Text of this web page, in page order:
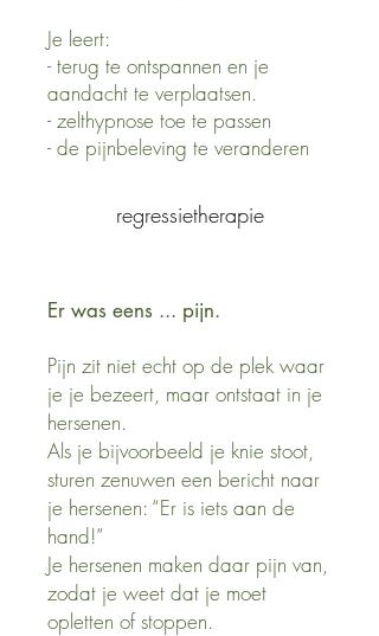
Je leert:
- terug te ontspannen en je
aandacht te verplaatsen.
- zelthypnose toe te passen
- de pijnbeleving te veranderen
regressietherapie
Er was eens ... pijn.
Pijn zit niet echt op de plek waar
je je bezeert, maar ontstaat in je
hersenen.
Als je bijvoorbeeld je knie stoot,
sturen zenuwen een bericht naar
je hersenen: “Er is iets aan de
hand!”
Je hersenen maken daar pijn van,
zodat je weet dat je moet
opletten of stoppen.